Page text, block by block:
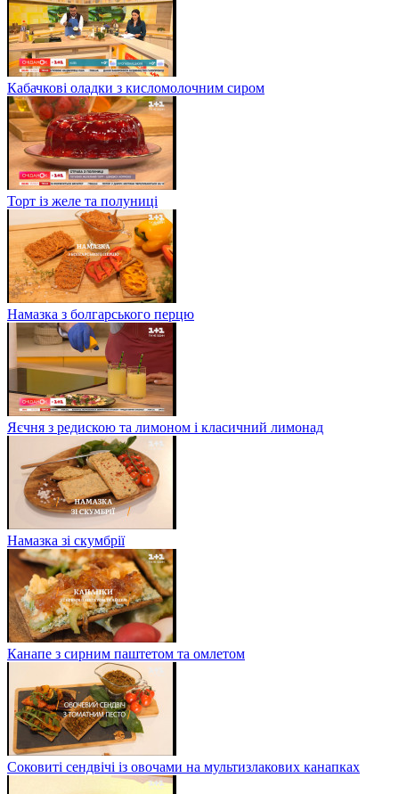
Кабачкові оладки з кисломолочним сиром
Торт із желе та полуниці
Намазка з болгарського перцю
Яєчня з редискою та лимоном і класичний лимонад
Намазка зі скумбрії
Канапе з сирним паштетом та омлетом
Соковиті сендвічі із овочами на мультизлакових канапках